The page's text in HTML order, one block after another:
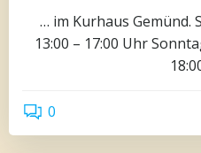
… im Kurhaus Gemünd.
13:00 – 17:00 Uhr
0